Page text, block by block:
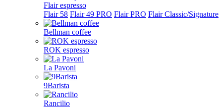
Flair espresso
Flair 58 Flair 49 PRO Flair PRO Flair Classic/Signature
Bellman coffee
ROK espresso
La Pavoni
9Barista
Rancilio